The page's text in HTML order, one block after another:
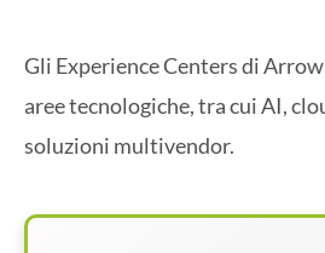
Gli Experience Centers di
aree tecnologiche, tra cui AI,
soluzioni multivendor.